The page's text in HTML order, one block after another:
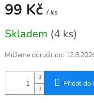
99 Kč / ks
cena:
Skladem (4 ks)
Můžeme doručit do:
Přidat do